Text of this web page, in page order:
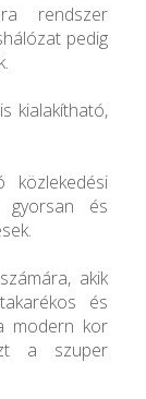
rendszer
pedig
kialakítható,
közlekedési
gyorsan és
akik
és
modern kor
a szuper